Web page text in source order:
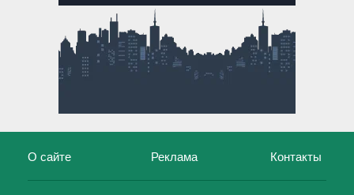
О сайте Реклама Контакты